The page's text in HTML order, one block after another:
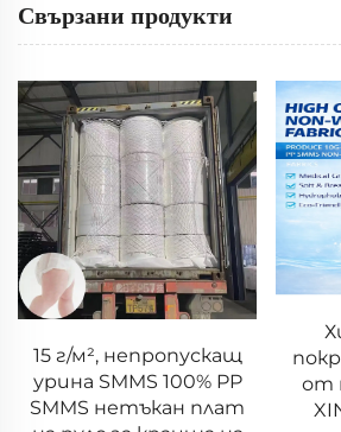
Свързани продукти
покривка SMMS SMS
от нетъкан плат
XINGDI Фабрика